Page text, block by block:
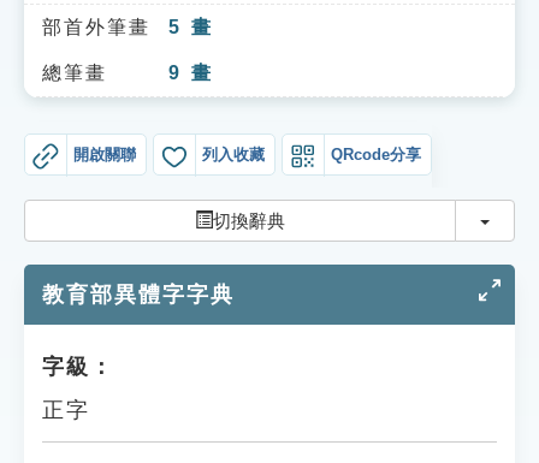
知識索引
單字索引
貓頭鷹博士
部首外筆畫 5 畫
總筆畫 9 畫
開啟關聯 列入收藏 QRcode分享
切換辭典 切換
教育部異體字字典
字級：
正字